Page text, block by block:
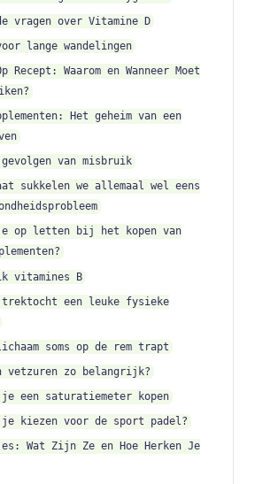
vragen over Vitamine D
lange wandelingen
Recept: Waarom en Wanneer Moet
Het geheim van een
gevolgen van misbruik
sukkelen we allemaal wel eens
je op letten bij het kopen van
vitamines B
trektocht een leuke fysieke
soms op de rem trapt
vetzuren zo belangrijk?
je een saturatiemeter kopen
je kiezen voor de sport padel?
Wat Zijn Ze en Hoe Herken Je